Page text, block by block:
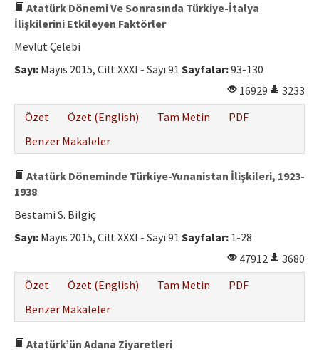
Atatürk Dönemi Ve Sonrasında Türkiye-İtalya
İlişkilerini Etkileyen Faktörler
Mevlüt Çelebi
Sayı: Mayıs 2015, Cilt XXXI - Sayı 91 Sayfalar:93-130
16929
3233
Özet
Özet (English) Tam Metin
PDF
Benzer Makaleler
Atatürk Döneminde Türkiye-Yunanistan İlişkileri, 1923-
1938
Bestami S. Bilgiç
Sayı: Mayıs 2015, Cilt XXXI - Sayı 91 Sayfalar: 1-28
47912
3680
Özet
Özet (English) Tam Metin
PDF
Benzer Makaleler
Atatürk’ün Adana Ziyaretleri